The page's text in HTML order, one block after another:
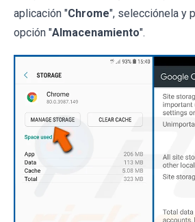
aplicación "Chrome", selecciónela y
opción "Almacenamiento".